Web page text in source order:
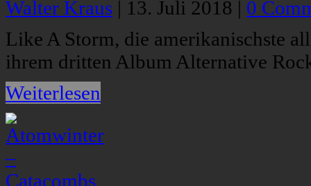
Walter Kraus | 13. Juli 2018 | 0
Like A Storm, die amerikanischste
ihrem dritten Album Alternative
Weiterlesen